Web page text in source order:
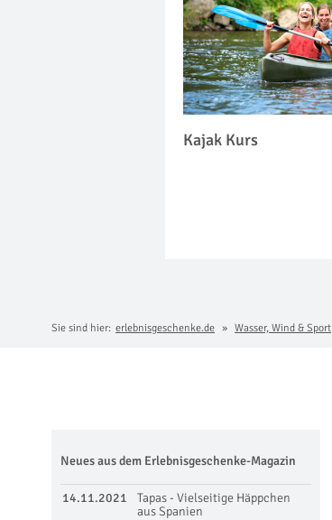
Kajak Kurs
Sie sind hier: erlebnisgeschenke.de Wasser, Wind & Sport
Neues aus dem Erlebnisgeschenke-Magazin
14.11.2021
Tapas - Vielseitige Häppchen
aus Spanien